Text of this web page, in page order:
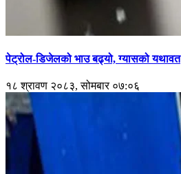
पेट्रोल-डिजेलको भाउ बढ्यो, ग्यासको यथावत
१८ श्रावण २०८३, सोमबार ०७:०६